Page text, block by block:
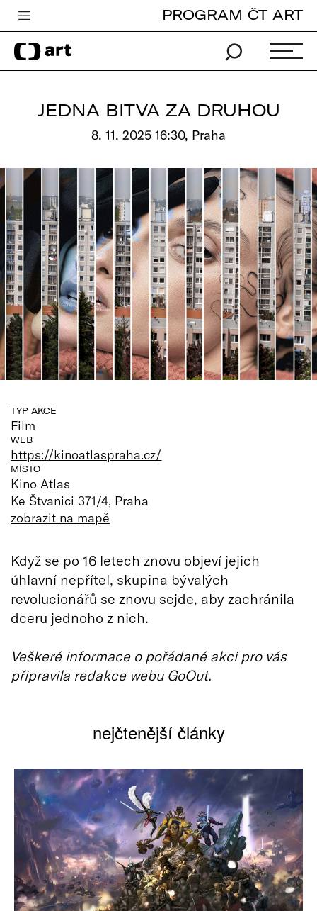
Česká televize
Zpravodajství
Pro děti
edu
Vše o ČT
PROGRAM ČT ART
JEDNA BITVA ZA DRUHOU
8. 11. 2025 16:30, Praha
TYP AKCE
Film
WEB
https://kinoatlaspraha.cz/
MÍSTO
Kino Atlas
Ke Štvanici 371/4, Praha
zobrazit na mapě
Když se po 16 letech znovu objeví jejich
úhlavní nepřítel, skupina bývalých
revolucionářů se znovu sejde, aby zachránila
dceru jednoho z nich.
Veškeré informace o pořádané akci pro vás
připravila redakce webu GoOut.
nejčtenější články